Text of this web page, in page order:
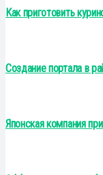
Как приготовить
Создание портала в
Японская компания